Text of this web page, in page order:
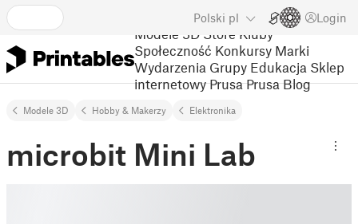
Polski pl Login
Modele 3D Store Kluby
Społeczność Konkursy Marki
Wydarzenia Grupy Edukacja Sklep
internetowy Prusa Prusa Blog
Modele 3D Hobby & Makerzy Elektronika
microbit Mini Lab